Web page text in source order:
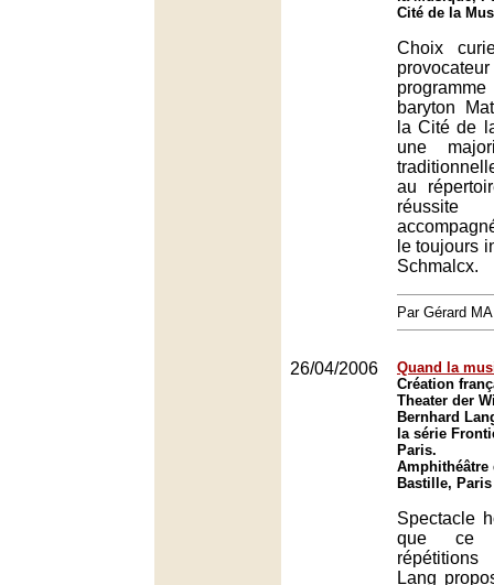
Cité de la
Choix
baryton
la Cité de
une
au
le toujours
Schmalcx.
Par Gérard
26/04/2006
Quand la
Création
Theater der
Bernhard
la série
Paris.
Amphithéâtre
Bastille, Paris
Spectacle
que ce
Lang